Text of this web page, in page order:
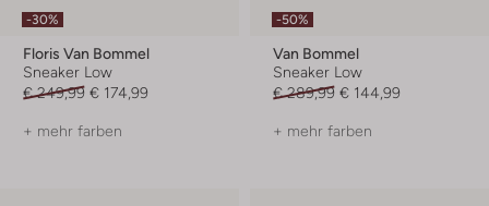
-30%
Floris Van Bommel
Sneaker Low
€ 249,99 € 174,99
+ mehr farben
-50%
Van Bommel
Sneaker Low
€ 289,99 € 144,99
+ mehr farben